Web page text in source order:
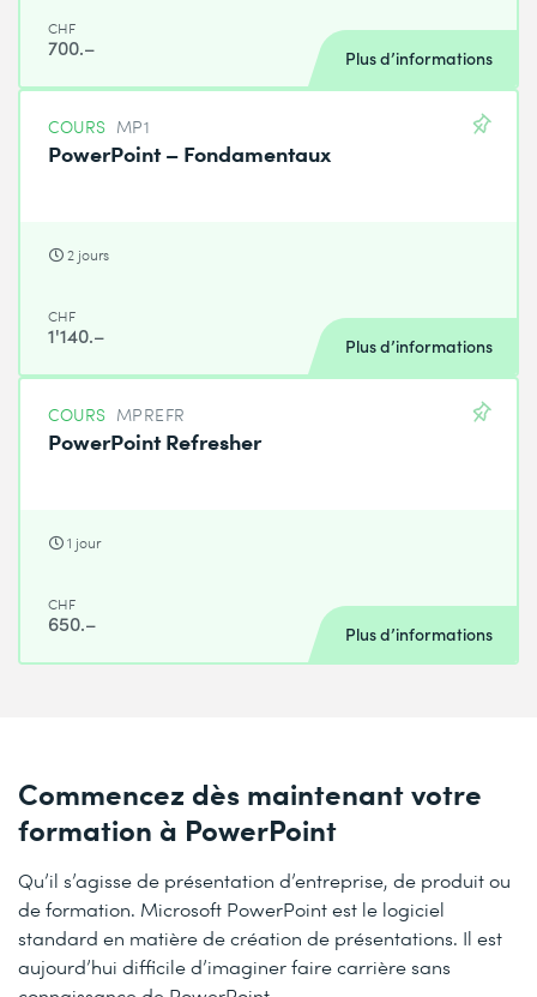
CHF
700.– Plus d’informations
COURS MP1
PowerPoint – Fondamentaux
2 jours
CHF
1'140.– Plus d’informations
COURS MPREFR
PowerPoint Refresher
1 jour
CHF
650.– Plus d’informations
Commencez dès maintenant votre
formation à PowerPoint
Qu’il s’agisse de présentation d’entreprise, de produit ou
de formation. Microsoft PowerPoint est le logiciel
standard en matière de création de présentations. Il est
aujourd’hui difficile d’imaginer faire carrière sans